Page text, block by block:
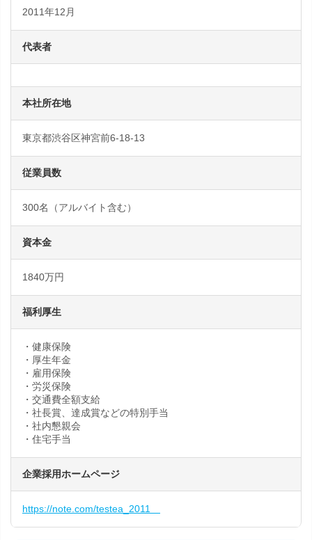
2011年12月
代表者
本社所在地
東京都渋谷区神宮前6-18-13
従業員数
300名（アルバイト含む）
資本金
1840万円
福利厚生
・健康保険
・厚生年金
・雇用保険
・労災保険
・交通費全額支給
・社長賞、達成賞などの特別手当
・社内懇親会
・住宅手当
企業採用ホームページ
https://note.com/testea_2011